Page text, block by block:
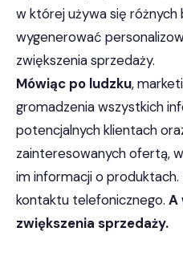
w której używa się różnych
wygenerować
zwiększenia sprzedaży.
Mówiąc po ludzku,
gromadzenia wszystkich
potencjalnych klientach
zainteresowanych ofertą,
im informacji o
kontaktu telefonicznego. A
zwiększenia sprzedaży.